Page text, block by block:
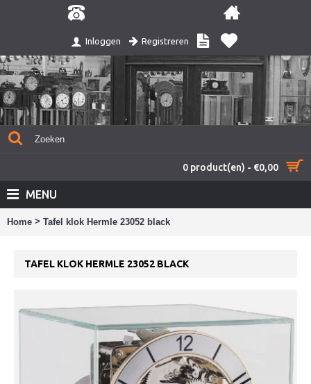
Inloggen Registreren
0 product(en) - €0,00
MENU
Home > Tafel klok Hermle 23052 black
TAFEL KLOK HERMLE 23052 BLACK